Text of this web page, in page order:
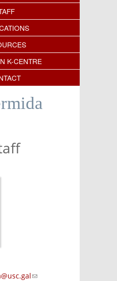
K-CENTRE
(link sends e-